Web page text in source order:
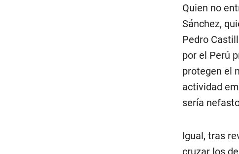
Quien no
Sánchez,
Pedro
por el Perú
protegen el
actividad
sería
Igual, tras